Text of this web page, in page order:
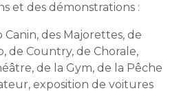
et des démonstrations :
des Majorettes, de
de Country, de Chorale,
de la Gym, de la Pêche
exposition de voitures